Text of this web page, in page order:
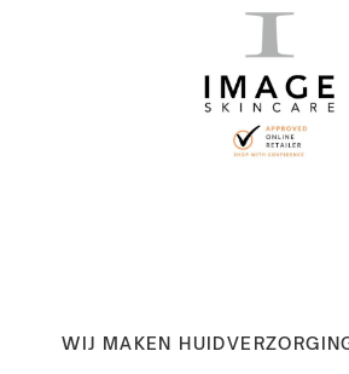
WIJ MAKEN